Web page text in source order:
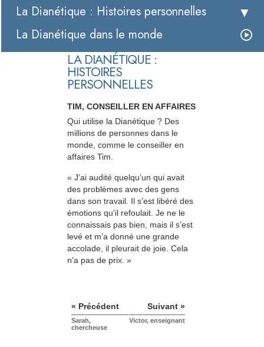
La Dianétique : Histoires personnelles
La Dianétique dans le monde
LA DIANÉTIQUE :
HISTOIRES
PERSONNELLES
TIM, CONSEILLER EN AFFAIRES
Qui utilise la Dianétique ? Des
millions de personnes dans le
monde, comme le conseiller en
affaires Tim.
« J’ai audité quelqu’un qui avait
des problèmes avec des gens
dans son travail. Il s’est libéré des
émotions qu’il refoulait. Je ne le
connaissais pas bien, mais il s’est
levé et m’a donné une grande
accolade, il pleurait de joie. Cela
n’a pas de prix. »
« Précédent
Sarah,
chercheuse
Suivant »
Victor, enseignant